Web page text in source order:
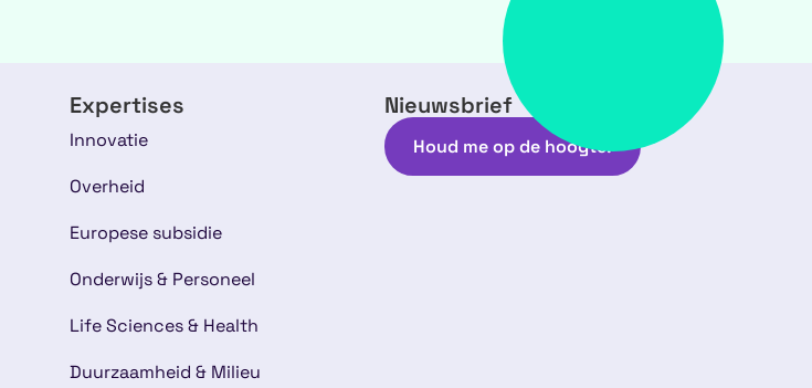
Expertises
Innovatie
Overheid
Europese subsidie
Onderwijs & Personeel
Life Sciences & Health
Duurzaamheid & Milieu
Nieuwsbrief
Houd me op de hoogte!